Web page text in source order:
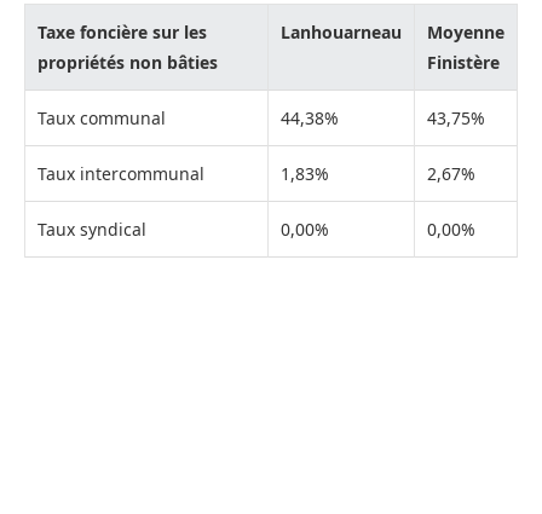
Taxe foncière sur les
propriétés non bâties
Lanhouarneau
Moyenne
Finistère
Taux communal 44,38% 43,75%
Taux intercommunal 1,83% 2,67%
Taux syndical 0,00% 0,00%